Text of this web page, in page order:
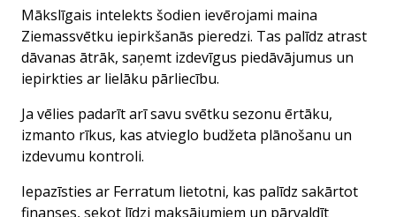
Mākslīgais intelekts šodien ievērojami maina
Ziemassvētku iepirkšanās pieredzi. Tas palīdz atrast
dāvanas ātrāk, saņemt izdevīgus piedāvājumus un
iepirkties ar lielāku pārliecību.
Ja vēlies padarīt arī savu svētku sezonu ērtāku,
izmanto rīkus, kas atvieglo budžeta plānošanu un
izdevumu kontroli.
Iepazīsties ar Ferratum lietotni, kas palīdz sakārtot
finanses, sekot līdzi maksājumiem un pārvaldīt